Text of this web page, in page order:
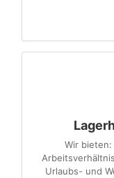
Wir
Urlaubs- und